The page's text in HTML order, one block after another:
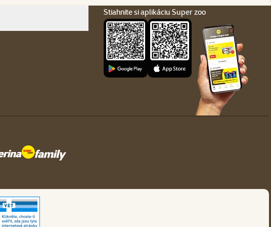
Stiahnite si aplikáciu Super zoo